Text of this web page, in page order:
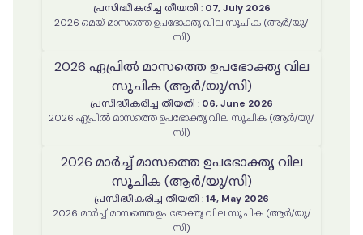
പ്രസിദ്ധീകരിച്ച തീയതി : 07, July 2026
2026 മെയ് മാസത്തെ ഉപഭോക്തൃ വില സൂചിക (ആർ/യു/
സി)
2026 ഏപ്രിൽ മാസത്തെ ഉപഭോക്തൃ വില
സൂചിക (ആർ/യു/സി)
പ്രസിദ്ധീകരിച്ച തീയതി : 06, June 2026
2026 ഏപ്രിൽ മാസത്തെ ഉപഭോക്തൃ വില സൂചിക (ആർ/യു/
സി)
2026 മാർച്ച് മാസത്തെ ഉപഭോക്തൃ വില
സൂചിക (ആർ/യു/സി)
പ്രസിദ്ധീകരിച്ച തീയതി :14, May 2026
2026 മാർച്ച് മാസത്തെ ഉപഭോക്തൃ വില സൂചിക (ആർ/യു/
സി)